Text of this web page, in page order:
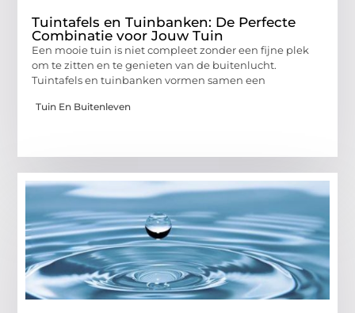
Tuintafels en Tuinbanken: De Perfecte
Combinatie voor Jouw Tuin
Een mooie tuin is niet compleet zonder een fijne plek
om te zitten en te genieten van de buitenlucht.
Tuintafels en tuinbanken vormen samen een
Tuin En Buitenleven